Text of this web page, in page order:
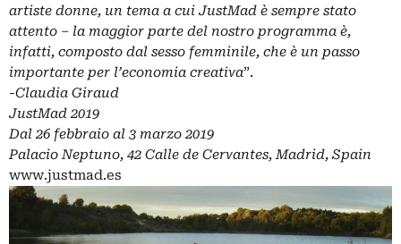
artiste donne, un tema a cui JustMad è sempre stato
attento – la maggior parte del nostro programma è,
infatti, composto dal sesso femminile, che è un passo
importante per l’economia creativa”.
-Claudia Giraud
JustMad 2019
Dal 26 febbraio al 3 marzo 2019
Palacio Neptuno, 42 Calle de Cervantes, Madrid, Spain
www.justmad.es